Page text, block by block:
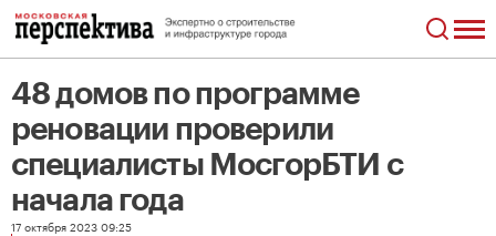
48 домов по программе
реновации проверили
специалисты МосгорБТИ с
начала года
17 октября 2023 09:25